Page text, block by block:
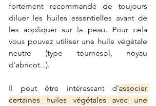
fortement recommandé de toujours
diluer les huiles essentielles avant de
les appliquer sur la peau. Pour cela
vous pouvez utiliser une huile végétale
neutre (type tournesol, noyau
d'abricot...).
Il peut être intéressant d'associer
certaines huiles végétales avec une